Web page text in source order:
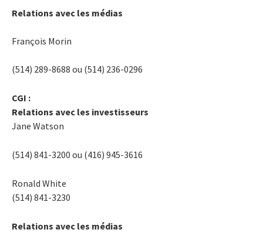
Relations avec les médias
François Morin
(514) 289-8688 ou (514) 236-0296
CGI :
Relations avec les investisseurs
Jane Watson
(514) 841-3200 ou (416) 945-3616
Ronald White
(514) 841-3230
Relations avec les médias